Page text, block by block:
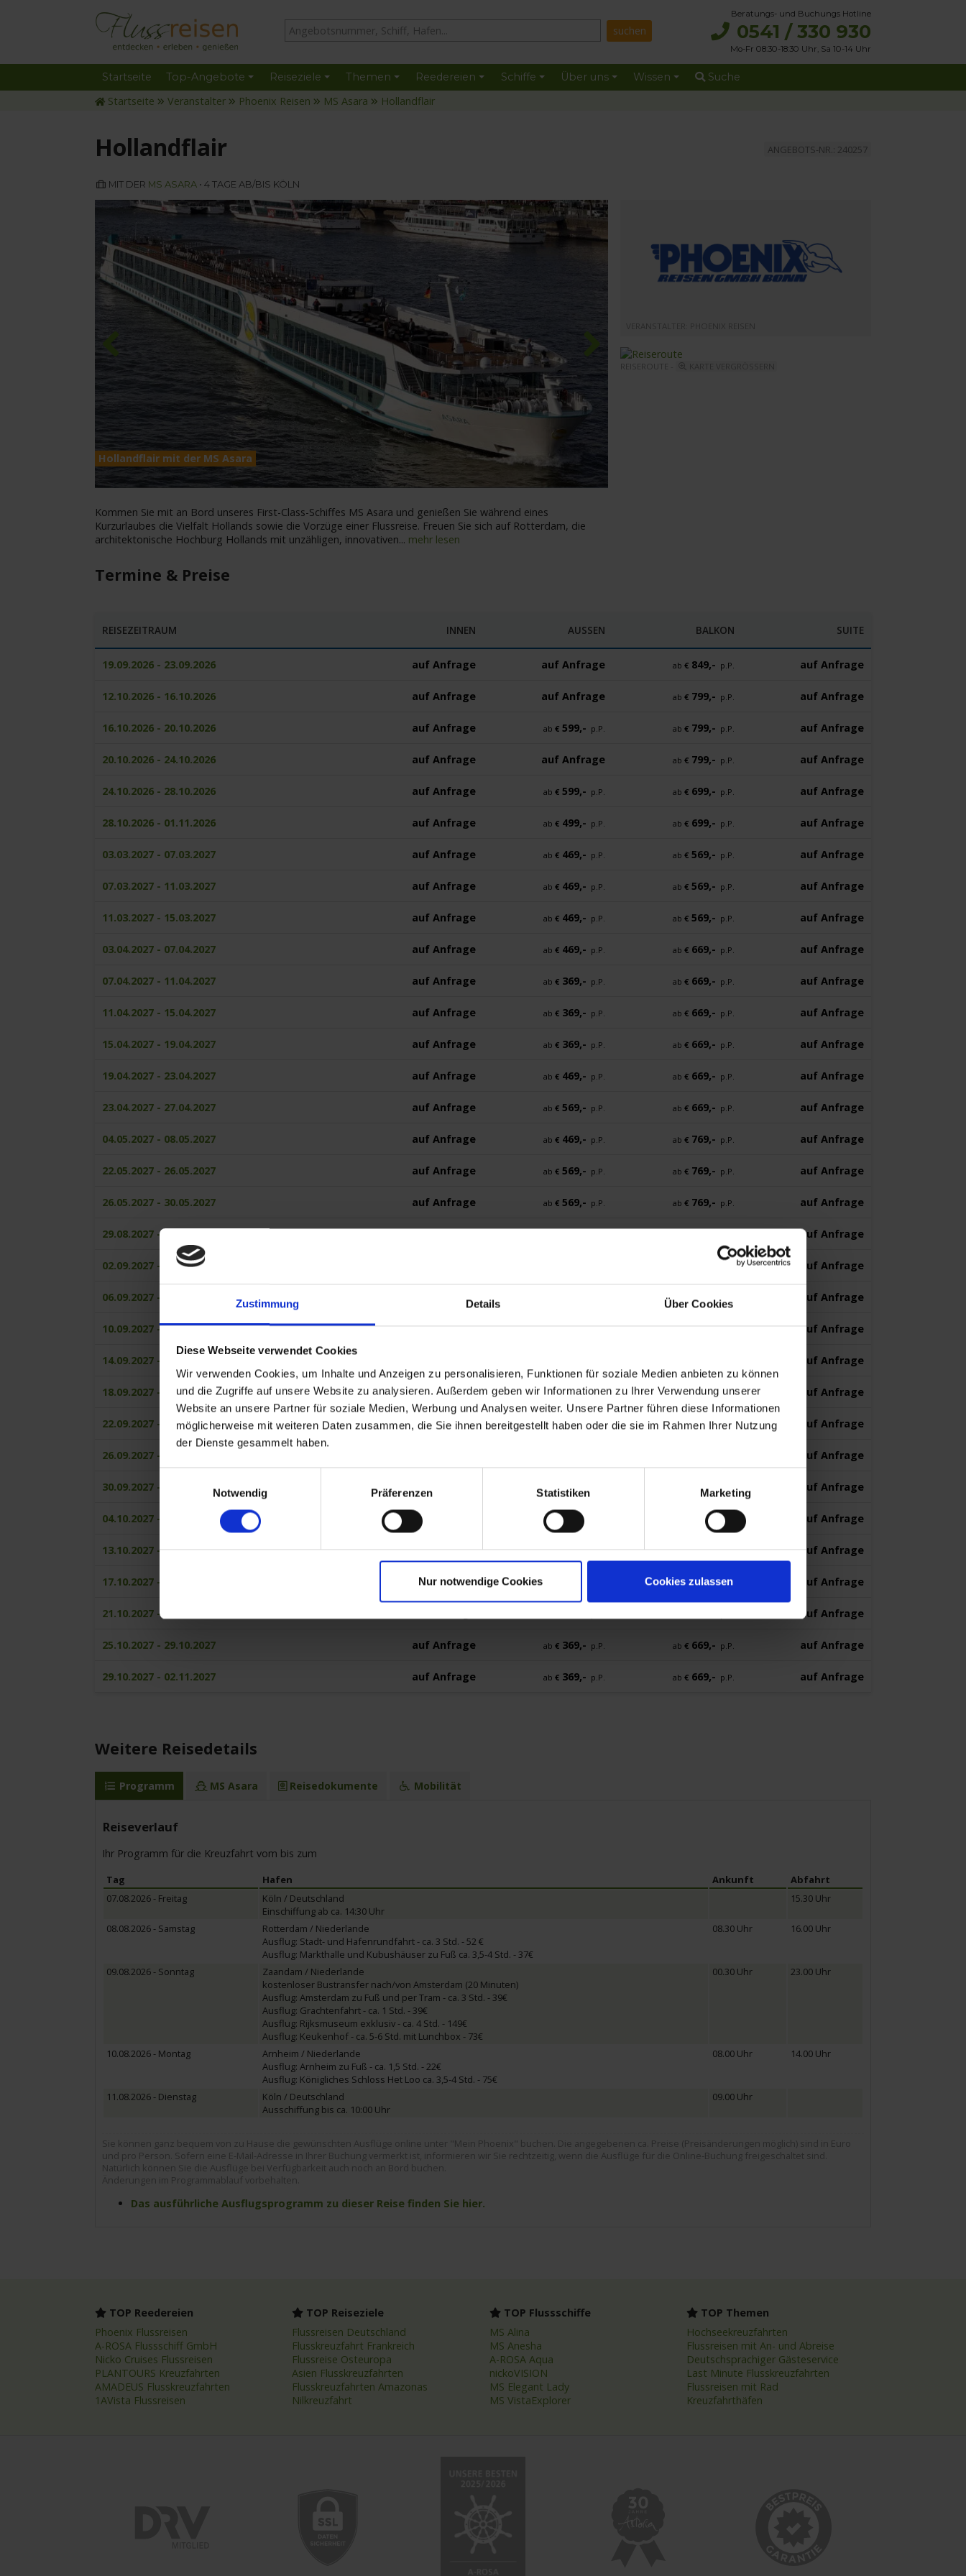
Zustimmung Details Über Cookies
Diese Webseite verwendet Cookies
Wir verwenden Cookies, um Inhalte und Anzeigen zu personalisieren, Funktionen für soziale Medien anbieten zu können
und die Zugriffe auf unsere Website zu analysieren. Außerdem geben wir Informationen zu Ihrer Verwendung unserer
Website an unsere Partner für soziale Medien, Werbung und Analysen weiter. Unsere Partner führen diese Informationen
möglicherweise mit weiteren Daten zusammen, die Sie ihnen bereitgestellt haben oder die sie im Rahmen Ihrer Nutzung
der Dienste gesammelt haben.
Notwendig
Präferenzen Statistiken Marketing
Nur notwendige Cookies Cookies zulassen
Beratungs- und Buchungs Hotline
0541 / 330 930
Mo-Fr 08:30-18:30 Uhr, Sa 10-14 Uhr
Startseite Top-Angebote Reiseziele Themen Reedereien Schiffe Über uns Wissen Suche
Startseite Veranstalter Phoenix Reisen MS Asara Hollandflair
Hollandflair ANGEBOTS-NR.: 240257
MIT DER MS ASARA • 4 TAGE AB/BIS KÖLN
Hollandflair mit der MS Asara
Kommen Sie mit an Bord unseres First-Class-Schiffes MS Asara und genießen Sie während eines
Kurzurlaubes die Vielfalt Hollands sowie die Vorzüge einer Flussreise. Freuen Sie sich auf Rotterdam, die
architektonische Hochburg Hollands mit unzähligen, innovativen... mehr lesen
REISEROUTE -
Termine & Preise
REISEZEITRAUM INNEN AUSSEN BALKON SUITE
19.09.2026 - 23.09.2026 auf Anfrage auf Anfrage ab € 849,- p.P. auf Anfrage
12.10.2026 - 16.10.2026 auf Anfrage auf Anfrage ab € 799,- p.P. auf Anfrage
16.10.2026 - 20.10.2026 auf Anfrage ab € 599,- p.P. ab € 799,- p.P. auf Anfrage
20.10.2026 - 24.10.2026 auf Anfrage auf Anfrage ab € 799,- p.P. auf Anfrage
24.10.2026 - 28.10.2026 auf Anfrage ab € 599,- p.P. ab € 699,- p.P. auf Anfrage
28.10.2026 - 01.11.2026 auf Anfrage ab € 499,- p.P. ab € 699,- p.P. auf Anfrage
03.03.2027 - 07.03.2027 auf Anfrage ab € 469,- p.P. ab € 569,- p.P. auf Anfrage
07.03.2027 - 11.03.2027 auf Anfrage ab € 469,- p.P. ab € 569,- p.P. auf Anfrage
11.03.2027 - 15.03.2027 auf Anfrage ab € 469,- p.P. ab € 569,- p.P. auf Anfrage
03.04.2027 - 07.04.2027 auf Anfrage ab € 469,- p.P. ab € 669,- p.P. auf Anfrage
07.04.2027 - 11.04.2027 auf Anfrage ab € 369,- p.P. ab € 669,- p.P. auf Anfrage
11.04.2027 - 15.04.2027 auf Anfrage ab € 369,- p.P. ab € 669,- p.P. auf Anfrage
15.04.2027 - 19.04.2027 auf Anfrage ab € 369,- p.P. ab € 669,- p.P. auf Anfrage
19.04.2027 - 23.04.2027 auf Anfrage ab € 469,- p.P. ab € 669,- p.P. auf Anfrage
23.04.2027 - 27.04.2027 auf Anfrage ab € 569,- p.P. ab € 669,- p.P. auf Anfrage
04.05.2027 - 08.05.2027 auf Anfrage ab € 469,- p.P. ab € 769,- p.P. auf Anfrage
22.05.2027 - 26.05.2027 auf Anfrage ab € 569,- p.P. ab € 769,- p.P. auf Anfrage
26.05.2027 - 30.05.2027 auf Anfrage ab € 569,- p.P. ab € 769,- p.P. auf Anfrage
29.08.2027 - 02.09.2027 auf Anfrage
02.09.2027 - 06.09.2027 auf Anfrage
06.09.2027 - 10.09.2027 auf Anfrage ab 769,- p.P. auf Anfrage
10.09.2027 - 14.09.2027 auf Anfrage ab€469,-p.P. ab€769,-p.P. auf Anfrage
14.09.2027 - 18.09.2027 auf Anfrage
18.09.2027 - 22.09.2027 auf Anfrage ab€469,-p.P. ab€769,- p.P. auf Anfrage
22.09.2027 - 26.09.2027 auf Anfrage ab€469,-p.P. ab€769,- p.P. auf Anfrage
26.09.2027 - 30.09.2027 auf Anfrage
30.09.2027 - 04.10.2027 ab€ 469,- 769,- p.P. auf Anfrage
04.10.2027 - 08.10.2027 auf Anfrage ab 469,- 769,- p.P. auf Anfrage
13.10.2027 - 17.10.2027 auf Anfrage ab€469,-p.P. ab€669,-p.P. auf Anfrage
17.10.2027 - 21.10.2027 auf Anfrage ab€ 669,-p.P. auf Anfrage
21.10.2027 - 25.10.2027 auf Anfrage
25.10.2027 - 29.10.2027 auf Anfrage ab € 369,- p.P. ab € 669,- p.P. auf Anfrage
29.10.2027 - 02.11.2027 auf Anfrage ab € 369,- p.P. ab € 669,- p.P. auf Anfrage
Weitere Reisedetails
Programm MS Asara Reisedokumente Mobilität
Reiseverlauf
Ihr Programm für die Kreuzfahrt vom bis zum
Tag Hafen Ankunft
Abfahrt
07.08.2026 - Freitag
Köln / Deutschland
Einschiffung ab ca. 14:30 Uhr
15.30 Uhr
08.08.2026 - Samstag
Rotterdam / Niederlande
Ausflug: Stadt- und Hafenrundfahrt - ca. 3 Std. - 52 €
Ausflug: Markthalle und Kubushäuser zu Fuß ca. 3,5-4 Std. - 37€
08.30 Uhr 16.00 Uhr
09.08.2026 - Sonntag
Zaandam / Niederlande
kostenloser Bustransfer nach/von Amsterdam (20 Minuten)
Ausflug: Amsterdam zu Fuß und per Tram - ca. 3 Std. - 39€
Ausflug: Grachtenfahrt - ca. 1 Std. - 39€
Ausflug: Rijksmuseum exklusiv - ca. 4 Std. - 149€
Ausflug: Keukenhof - ca. 5-6 Std. mit Lunchbox - 73€
00.30 Uhr 23.00 Uhr
10.08.2026 - Montag
Arnheim / Niederlande
Ausflug: Arnheim zu Fuß - ca. 1,5 Std. - 22€
Ausflug: Königliches Schloss Het Loo ca. 3,5-4 Std. - 75€
08.00 Uhr 14.00 Uhr
11.08.2026 - Dienstag
Köln / Deutschland
Ausschiffung bis ca. 10:00 Uhr
09.00 Uhr
Sie können ganz bequem von zu Hause die gewünschten Ausflüge online unter "Mein Phoenix" buchen. Die angegebenen ca. Preise (Preisänderungen möglich) sind in Euro
und pro Person. Sofern eine E-Mail-Adresse in Ihrer Buchung vermerkt ist, informieren wir Sie rechtzeitig, wenn die Ausflüge für die Online-Buchung freigeschaltet sind.
Natürlich können Sie die Ausflüge bei Verfügbarkeit auch noch an Bord buchen.
Änderungen im Programmablauf vorbehalten.
Das ausführliche Ausflugsprogramm zu dieser Reise finden Sie hier.
TOP Reedereien
Phoenix Flussreisen
A-ROSA Flussschiff GmbH
Nicko Cruises Flussreisen
PLANTOURS Kreuzfahrten
AMADEUS Flusskreuzfahrten
1AVista Flussreisen
TOP Reiseziele
Flussreisen Deutschland
Flusskreuzfahrt Frankreich
Flussreise Osteuropa
Asien Flusskreuzfahrten
Flusskreuzfahrten Amazonas
Nilkreuzfahrt
TOP Flussschiffe
MS Alina
MS Anesha
A-ROSA Aqua
nickoVISION
MS Elegant Lady
MS VistaExplorer
TOP Themen
Hochseekreuzfahrten
Flussreisen mit An- und Abreise
Deutschsprachiger Gästeservice
Last Minute Flusskreuzfahrten
Flussreisen mit Rad
Kreuzfahrthäfen